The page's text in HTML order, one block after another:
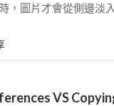
，圖片才會從側邊淡
VS